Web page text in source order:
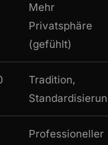
Mehr
Privatsphäre
(gefühlt)
Tradition,
Professioneller